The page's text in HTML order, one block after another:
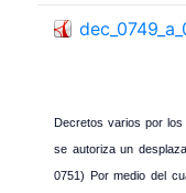
Decretos varios por los
se autoriza un
0751) Por medio del